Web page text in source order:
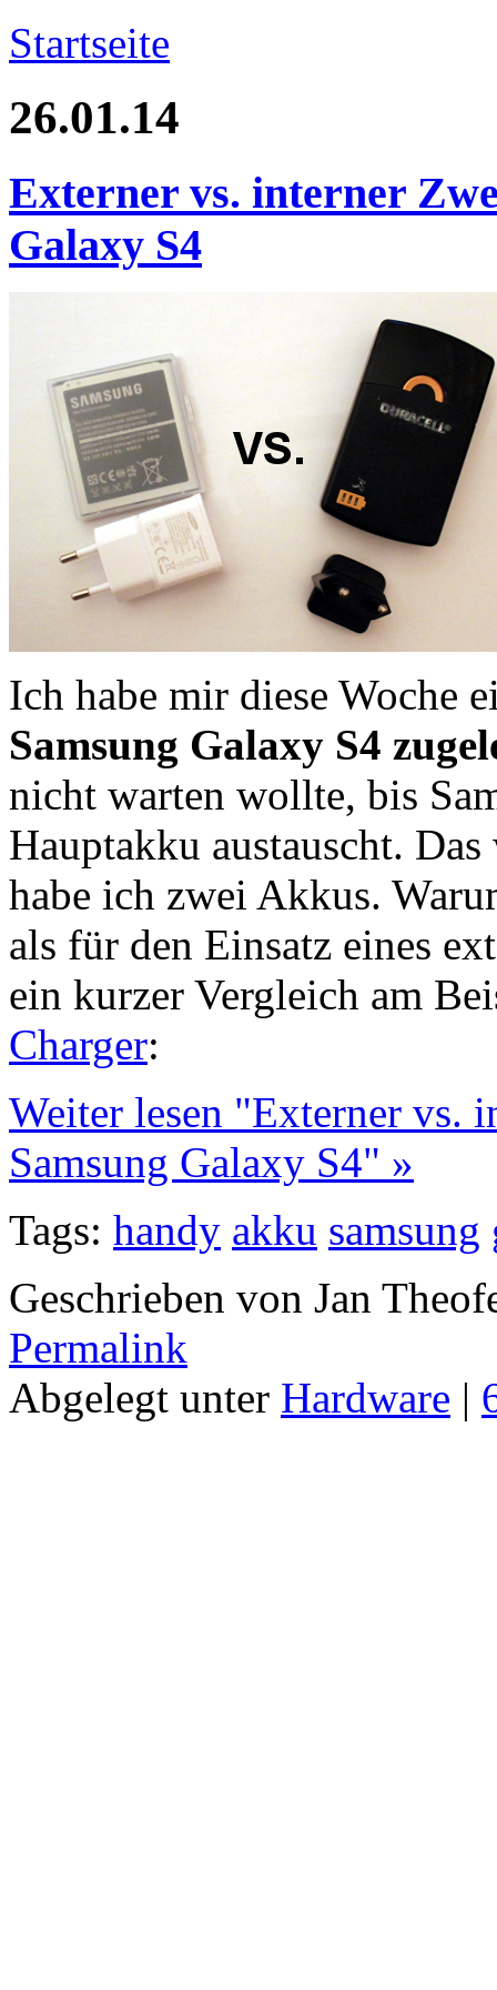
Startseite
26.01.14
Externer vs. interner
Galaxy S4
Ich habe mir diese Woche
Samsung Galaxy S4
nicht warten wollte, bis
Hauptakku austauscht.
habe ich zwei Akkus.
als für den Einsatz eines
ein kurzer Vergleich am
Charger:
Weiter lesen "Externer vs.
Samsung Galaxy S4" »
Tags: handy akku samsung
Geschrieben von Jan
Permalink
Abgelegt unter Hardware |